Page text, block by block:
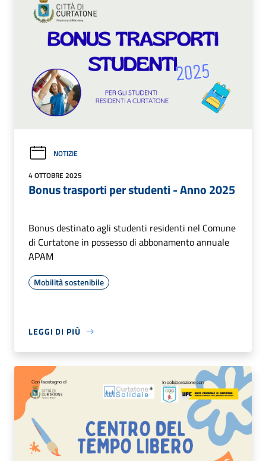
NOTIZIE
4 OTTOBRE 2025
Bonus trasporti per studenti - Anno 2025
Bonus destinato agli studenti residenti nel Comune
di Curtatone in possesso di abbonamento annuale
APAM
Mobilità sostenibile
LEGGI DI PIÙ